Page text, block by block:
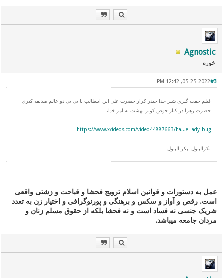
Agnostic
خوره
#3
05-25-2022, 12:42 PM
فیلم جفت گیری شیر خدا حیدر کرار حضرت علی ابن ابیطالب با بی بی دو عالم صدیقه کبری
حضرت زهرا در کنار حوض کوثر بهشت به امر خدا.
https://www.xvideos.com/video44887663/ha...e_lady_bug
بکرالبتول- بکر البتول
عمل به دستورات و قوانین اسلام ترویج فحشا و قباحت و زشتی واقعی
است. رقص و آواز و سکس و برهنگی و پورنوگرافی و اختیار زن به تعدد
شریک جنسی نه فساد است و نه فحشا بلکه از حقوق مسلم زنان و
مردان جامعه میباشد.